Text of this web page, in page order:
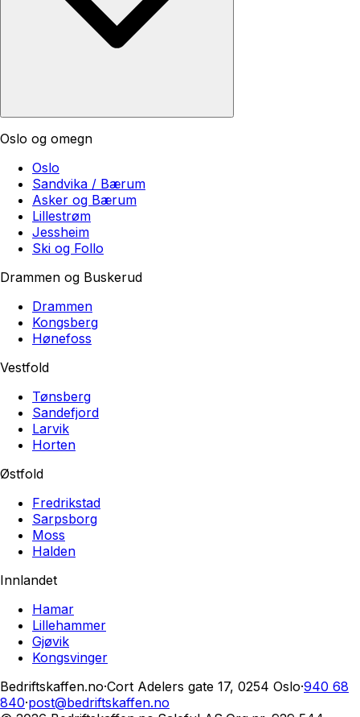
Oslo og omegn
Oslo
Sandvika / Bærum
Asker og Bærum
Lillestrøm
Jessheim
Ski og Follo
Drammen og Buskerud
Drammen
Kongsberg
Hønefoss
Vestfold
Tønsberg
Sandefjord
Larvik
Horten
Østfold
Fredrikstad
Sarpsborg
Moss
Halden
Innlandet
Hamar
Lillehammer
Gjøvik
Kongsvinger
Bedriftskaffen.no·Cort Adelers gate 17, 0254 Oslo·940 68
840·post@bedriftskaffen.no